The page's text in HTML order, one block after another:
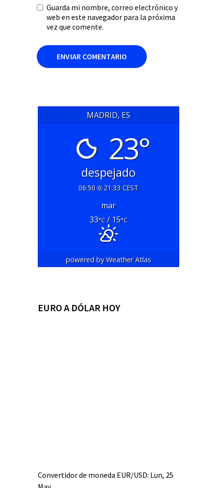
Guarda mi nombre, correo electrónico y
web en este navegador para la próxima
vez que comente.
MADRID, ES
23°
despejado
06:50 21:33 CEST
mar
33°C/ 15°C
powered byWeather Atlas
EURO A DÓLAR HOY
Convertidor de moneda EUR/USD: Lun, 25